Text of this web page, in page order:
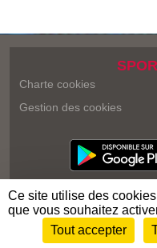
Charte cookies
Gestion des cookies
Envie de participer ?
Ce site utilise des
que vous souhaitez
Tout accepter